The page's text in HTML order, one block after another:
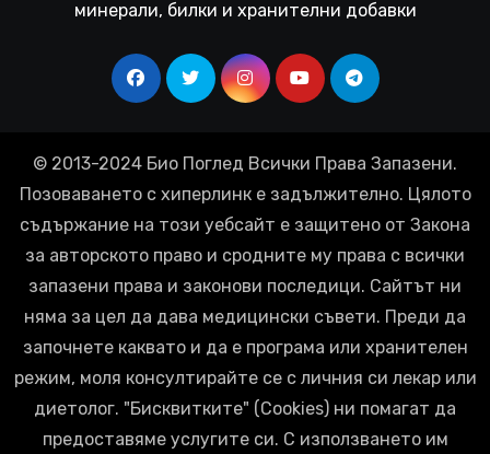
минерали, билки и хранителни добавки
© 2013-2024 Био Поглед Всички Права Запазени.
Позоваването с хиперлинк е задължително. Цялото
съдържание на този уебсайт е защитено от Закона
за авторското право и сродните му права с всички
запазени права и законови последици. Сайтът ни
няма за цел да дава медицински съвети. Преди да
започнете каквато и да е програма или хранителен
режим, моля консултирайте се с личния си лекар или
диетолог. "Бисквитките" (Cookies) ни помагат да
предоставяме услугите си. С използването им